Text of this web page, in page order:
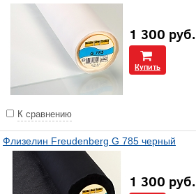
1 300 руб.
Купить
К сравнению
Флизелин Freudenberg G 785 черный
1 300 руб.